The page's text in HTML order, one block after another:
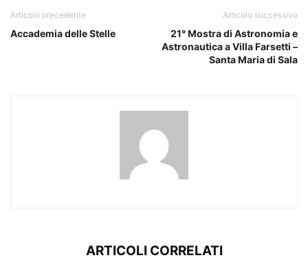
Articolo precedente
Accademia delle Stelle
Articolo successivo
21° Mostra di Astronomia e
Astronautica a Villa Farsetti –
Santa Maria di Sala
ARTICOLI CORRELATI